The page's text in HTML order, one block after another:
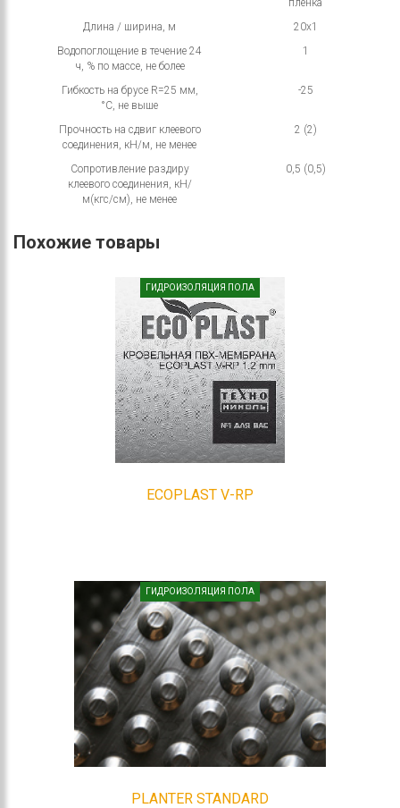
плёнка
Длина / ширина, м
20х1
Водопоглощение в течение 24
ч, % по массе, не более
1
Гибкость на брусе R=25 мм,
°С, не выше
-25
Прочность на сдвиг клеевого
соединения, кН/м, не менее
2 (2)
Сопротивление раздиру
клеевого соединения, кН/
м(кгс/см), не менее
0,5 (0,5)
Похожие товары
ГИДРОИЗОЛЯЦИЯ ПОЛА
ECOPLAST V-RP
ГИДРОИЗОЛЯЦИЯ ПОЛА
PLANTER STANDARD